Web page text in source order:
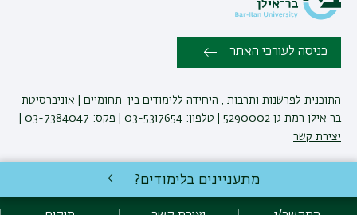
כניסה לעורכי האתר
התוכנית לפרשנות ותרבות , היחידה ללימודים בין-תחומיים | אוניברסיטת
בר אילן רמת גן 5290002 | טלפון: 03-5317654 | פקס: 03-7384047 |
יצירת קשר
אגף תקשוב, אוניברסיטת בר-אילן
מתעניינים בלימודים?